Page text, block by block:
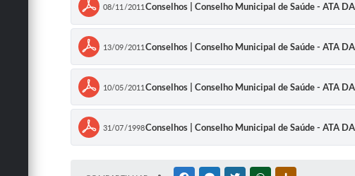
08/11/2011 Conselhos | Conselho Municipal de Saúde - ATA
13/09/2011 Conselhos | Conselho Municipal de Saúde - ATA
10/05/2011 Conselhos | Conselho Municipal de Saúde - ATA
31/07/1998Conselhos | Conselho Municipal de Saúde - ATA